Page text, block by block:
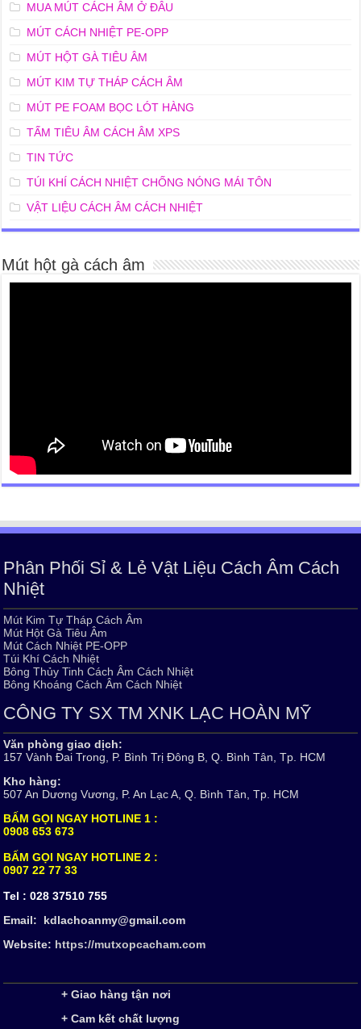
MUA MÚT CÁCH ÂM Ở ĐÂU
MÚT CÁCH NHIỆT PE-OPP
MÚT HỘT GÀ TIÊU ÂM
MÚT KIM TỰ THÁP CÁCH ÂM
MÚT PE FOAM BỌC LÓT HÀNG
TẤM TIÊU ÂM CÁCH ÂM XPS
TIN TỨC
TÚI KHÍ CÁCH NHIỆT CHỐNG NÓNG MÁI TÔN
VẬT LIỆU CÁCH ÂM CÁCH NHIỆT
Mút hột gà cách âm
Phân Phối Sỉ & Lẻ Vật Liệu Cách Âm Cách
Nhiệt
Mút Kim Tự Tháp Cách Âm
Mút Hột Gà Tiêu Âm
Mút Cách Nhiệt PE-OPP
Túi Khí Cách Nhiệt
Bông Thủy Tinh Cách Âm Cách Nhiệt
Bông Khoáng Cách Âm Cách Nhiệt
CÔNG TY SX TM XNK LẠC HOÀN MỸ
Văn phòng giao dịch:
157 Vành Đai Trong, P. Bình Trị Đông B, Q. Bình Tân, Tp. HCM
Kho hàng:
507 An Dương Vương, P. An Lạc A, Q. Bình Tân, Tp. HCM
BẤM GỌI NGAY HOTLINE 1 :
0908 653 673
BẤM GỌI NGAY HOTLINE 2 :
0907 22 77 33
Tel : 028 37510 755
Email: kdlachoanmy@gmail.com
Website: https://mutxopcacham.com
+ Giao hàng tận nơi
+ Cam kết chất lượng